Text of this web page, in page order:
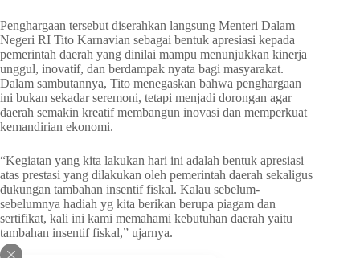
Penghargaan tersebut diserahkan langsung Menteri Dalam
Negeri RI Tito Karnavian sebagai bentuk apresiasi kepada
pemerintah daerah yang dinilai mampu menunjukkan kinerja
unggul, inovatif, dan berdampak nyata bagi masyarakat.
Dalam sambutannya, Tito menegaskan bahwa penghargaan
ini bukan sekadar seremoni, tetapi menjadi dorongan agar
daerah semakin kreatif membangun inovasi dan memperkuat
kemandirian ekonomi.
“Kegiatan yang kita lakukan hari ini adalah bentuk apresiasi
atas prestasi yang dilakukan oleh pemerintah daerah sekaligus
dukungan tambahan insentif fiskal. Kalau sebelum-
sebelumnya hadiah yg kita berikan berupa piagam dan
sertifikat, kali ini kami memahami kebutuhan daerah yaitu
tambahan insentif fiskal,” ujarnya.